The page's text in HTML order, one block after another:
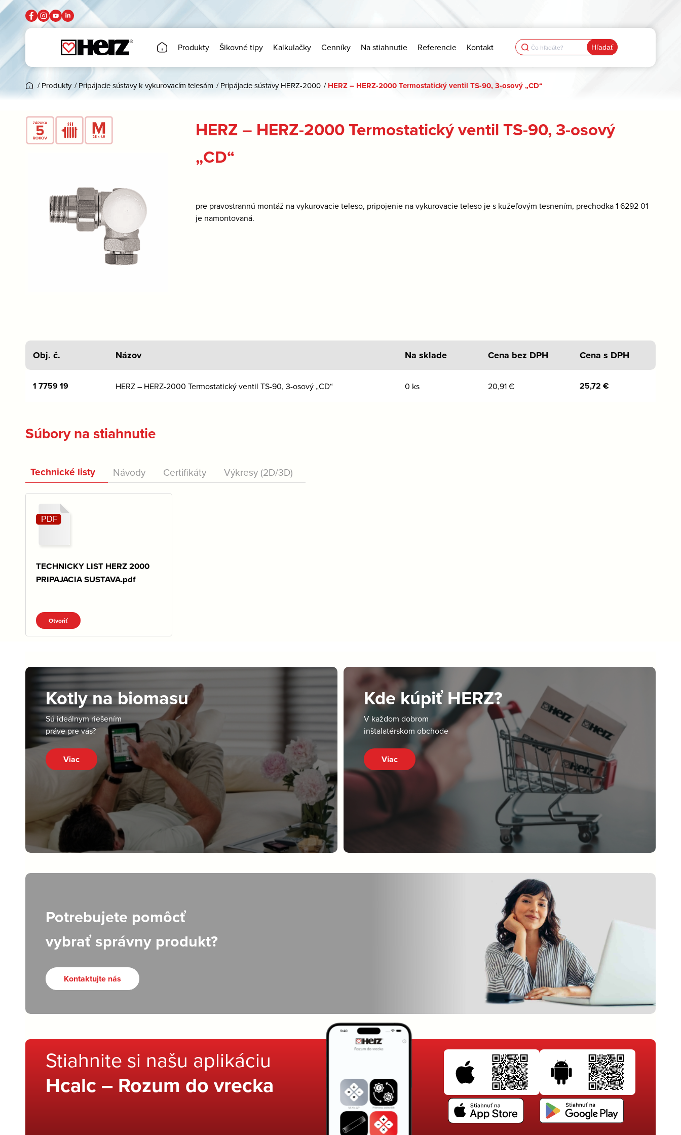
Produkty Šikovné tipy Kalkulačky Cenníky Na stiahnutie Referencie Kontakt Search
for:
/ Produkty / Pripájacie sústavy k vykurovacím telesám / Pripájacie sústavy HERZ-2000 / HERZ – HERZ-2000 Termostatický ventil TS-90, 3-osový „CD“
HERZ – HERZ-2000 Termostatický ventil TS-90, 3-osový
„CD“
pre pravostrannú montáž na vykurovacie teleso, pripojenie na vykurovacie teleso je s kužeľovým tesnením, prechodka 1 6292 01
je namontovaná.
Obj. č. Názov Na sklade Cena bez DPH Cena s DPH
1 7759 19 HERZ – HERZ-2000 Termostatický ventil TS-90, 3-osový „CD“ 0 ks 20,91€ 25,72 €
Súbory na stiahnutie
Technické listy Návody Certifikáty Výkresy (2D/3D)
TECHNICKY LIST HERZ 2000
PRIPAJACIA SUSTAVA.pdf
Otvoriť
Kotly na biomasu
Sú ideálnym riešením
práve pre vás?
Viac
Kde kúpiť HERZ?
V každom dobrom
inštalatérskom obchode
Viac
Potrebujete pomôcť
vybrať správny produkt?
Kontaktujte nás
Stiahnite si našu aplikáciu
Hcalc – Rozum do vrecka